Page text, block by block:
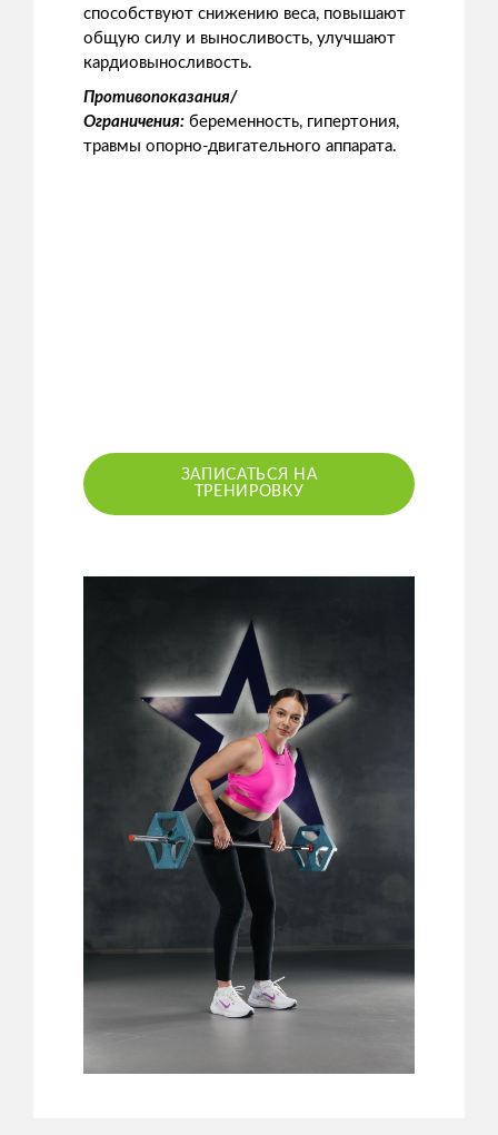
способствуют снижению веса, повышают
общую силу и выносливость, улучшают
кардиовыносливость.
Противопоказания/
Ограничения: беременность, гипертония,
травмы опорно-двигательного аппарата.
ЗАПИСАТЬСЯ НА
ТРЕНИРОВКУ